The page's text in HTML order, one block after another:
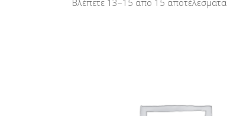
Βλέπετε 13–15 απο 15 αποτέλεσματα